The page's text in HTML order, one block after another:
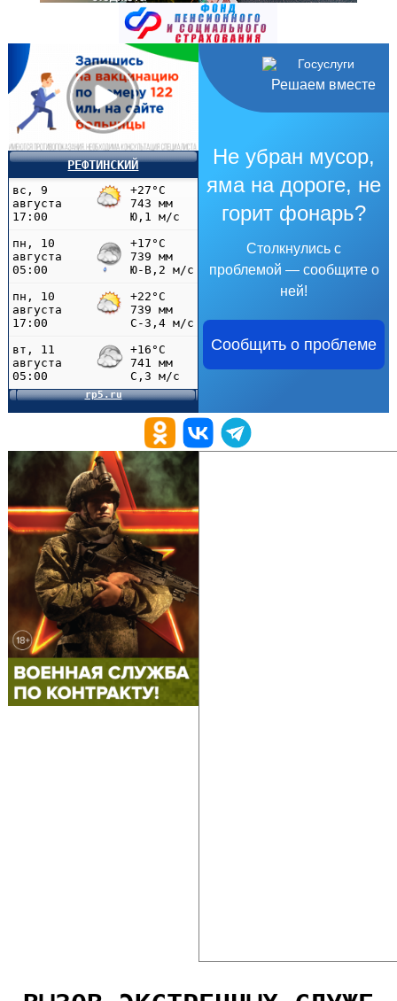
Решаем вместе
Не убран мусор,
яма на дороге, не
горит фонарь?
Столкнулись с
проблемой — сообщите о
ней!
Сообщить о проблеме
РЕФТИНСКИЙ